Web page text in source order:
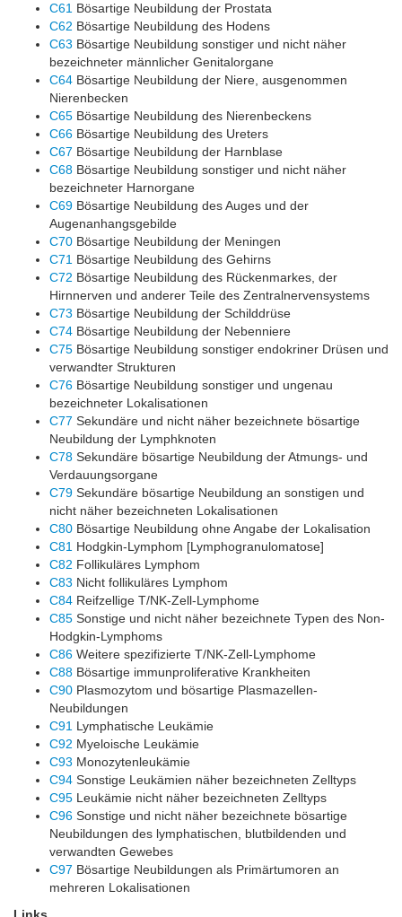
C61 Bösartige Neubildung der Prostata
C62 Bösartige Neubildung des Hodens
C63 Bösartige Neubildung sonstiger und nicht näher
bezeichneter männlicher Genitalorgane
C64 Bösartige Neubildung der Niere, ausgenommen
Nierenbecken
C65 Bösartige Neubildung des Nierenbeckens
C66 Bösartige Neubildung des Ureters
C67 Bösartige Neubildung der Harnblase
C68 Bösartige Neubildung sonstiger und nicht näher
bezeichneter Harnorgane
C69 Bösartige Neubildung des Auges und der
Augenanhangsgebilde
C70 Bösartige Neubildung der Meningen
C71 Bösartige Neubildung des Gehirns
C72 Bösartige Neubildung des Rückenmarkes, der
Hirnnerven und anderer Teile des Zentralnervensystems
C73 Bösartige Neubildung der Schilddrüse
C74 Bösartige Neubildung der Nebenniere
C75 Bösartige Neubildung sonstiger endokriner Drüsen und
verwandter Strukturen
C76 Bösartige Neubildung sonstiger und ungenau
bezeichneter Lokalisationen
C77 Sekundäre und nicht näher bezeichnete bösartige
Neubildung der Lymphknoten
C78 Sekundäre bösartige Neubildung der Atmungs- und
Verdauungsorgane
C79 Sekundäre bösartige Neubildung an sonstigen und
nicht näher bezeichneten Lokalisationen
C80 Bösartige Neubildung ohne Angabe der Lokalisation
C81 Hodgkin-Lymphom [Lymphogranulomatose]
C82 Follikuläres Lymphom
C83 Nicht follikuläres Lymphom
C84 Reifzellige T/NK-Zell-Lymphome
C85 Sonstige und nicht näher bezeichnete Typen des Non-
Hodgkin-Lymphoms
C86 Weitere spezifizierte T/NK-Zell-Lymphome
C88 Bösartige immunproliferative Krankheiten
C90 Plasmozytom und bösartige Plasmazellen-
Neubildungen
C91 Lymphatische Leukämie
C92 Myeloische Leukämie
C93 Monozytenleukämie
C94 Sonstige Leukämien näher bezeichneten Zelltyps
C95 Leukämie nicht näher bezeichneten Zelltyps
C96 Sonstige und nicht näher bezeichnete bösartige
Neubildungen des lymphatischen, blutbildenden und
verwandten Gewebes
C97 Bösartige Neubildungen als Primärtumoren an
mehreren Lokalisationen